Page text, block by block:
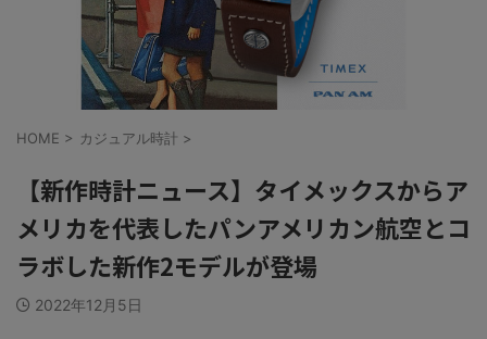
HOME > カジュアル時計 >
【新作時計ニュース】タイメックスからア
メリカを代表したパンアメリカン航空とコ
ラボした新作2モデルが登場
2022年12月5日